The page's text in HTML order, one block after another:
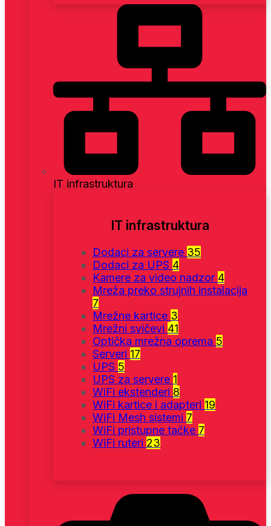
IT infrastruktura
IT infrastruktura
Dodaci za servere 35
Dodaci za UPS 4
Kamere za video nadzor 4
Mreža preko strujnih instalacija
7
Mrežne kartice 3
Mrežni svičevi 41
Optička mrežna oprema 5
Serveri 17
UPS 5
UPS za servere 1
WiFi ekstenderi 8
WiFi kartice i adapteri 19
WiFi Mesh sistemi 7
WiFi pristupne tačke 7
WiFi ruteri 23